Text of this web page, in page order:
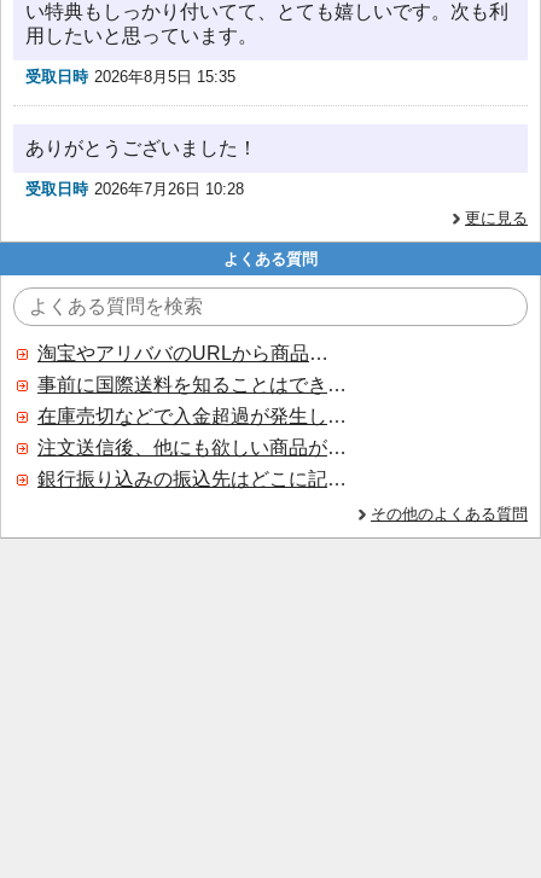
い特典もしっかり付いてて、とても嬉しいです。次も利
用したいと思っています。
受取日時 2026年8月5日 15:35
ありがとうございました！
受取日時 2026年7月26日 10:28
更に見る
よくある質問
淘宝やアリババのURLから商品を探すことはできますか？
事前に国際送料を知ることはできますか？
在庫売切などで入金超過が発生した場合はいつ返金されますか？
注文送信後、他にも欲しい商品が見つかった場合、追加注文できますか？
銀行振り込みの振込先はどこに記載されていますか？
その他のよくある質問